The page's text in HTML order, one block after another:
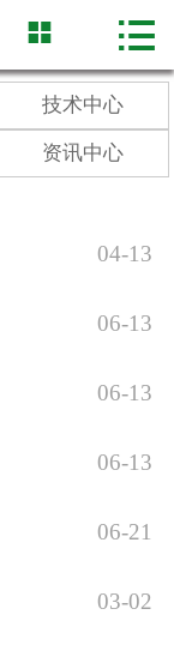
󰂳 首页
净化百科
产品中心
 
技术中心
资讯中心
04-13
06-13
06-13
06-13
06-21
03-02